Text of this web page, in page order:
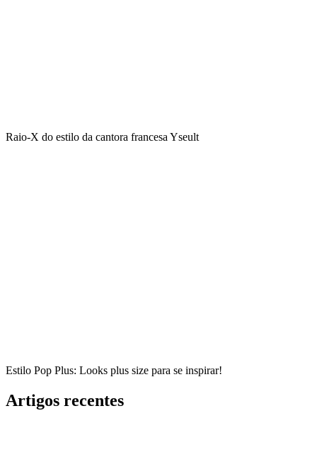
Raio-X do estilo da cantora francesa Yseult
Estilo Pop Plus: Looks plus size para se inspirar!
Artigos recentes